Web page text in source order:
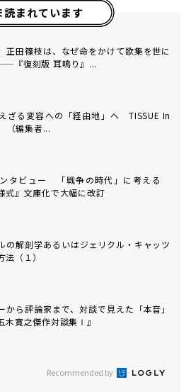
読まれています
正田篠枝は、なぜ命をかけて歌集を世に
『復刻版 耳鳴り』...
ざる変容への「経由地」へ TISSUE In
（編集者...
タビュー 「戦争の時代」に考える
式』文庫化で大幅に改訂
の解剖学――あるいはジェリクル・キャッツ
法（１）
から評論家まで、対談で見えた「本音」
寛之傑作対談集Ⅰ』
Recommended by